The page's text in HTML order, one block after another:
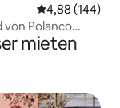
4,88 (144)
von Polanco
mieten